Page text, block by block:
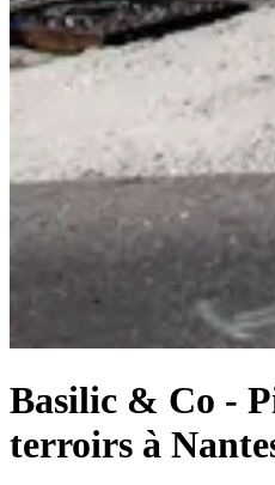
Basilic & Co -
terroirs à